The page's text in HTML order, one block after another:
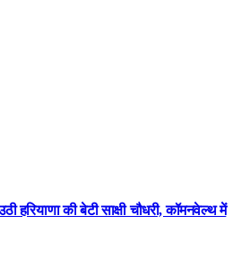
हरियाणा की बेटी साक्षी चौधरी, कॉमनवेल्थ में